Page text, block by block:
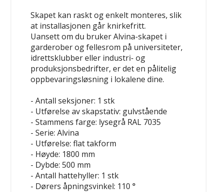
Skapet kan raskt og enkelt monteres, slik
at installasjonen går knirkefritt.
Uansett om du bruker Alvina-skapet i
garderober og fellesrom på universiteter,
idrettsklubber eller industri- og
produksjonsbedrifter, er det en pålitelig
oppbevaringsløsning i lokalene dine.
- Antall seksjoner: 1 stk
- Utførelse av skapstativ: gulvstående
- Stammens farge: lysegrå RAL 7035
- Serie: Alvina
- Utførelse: flat takform
- Høyde: 1800 mm
- Dybde: 500 mm
- Antall hattehyller: 1 stk
- Dørers åpningsvinkel: 110 °